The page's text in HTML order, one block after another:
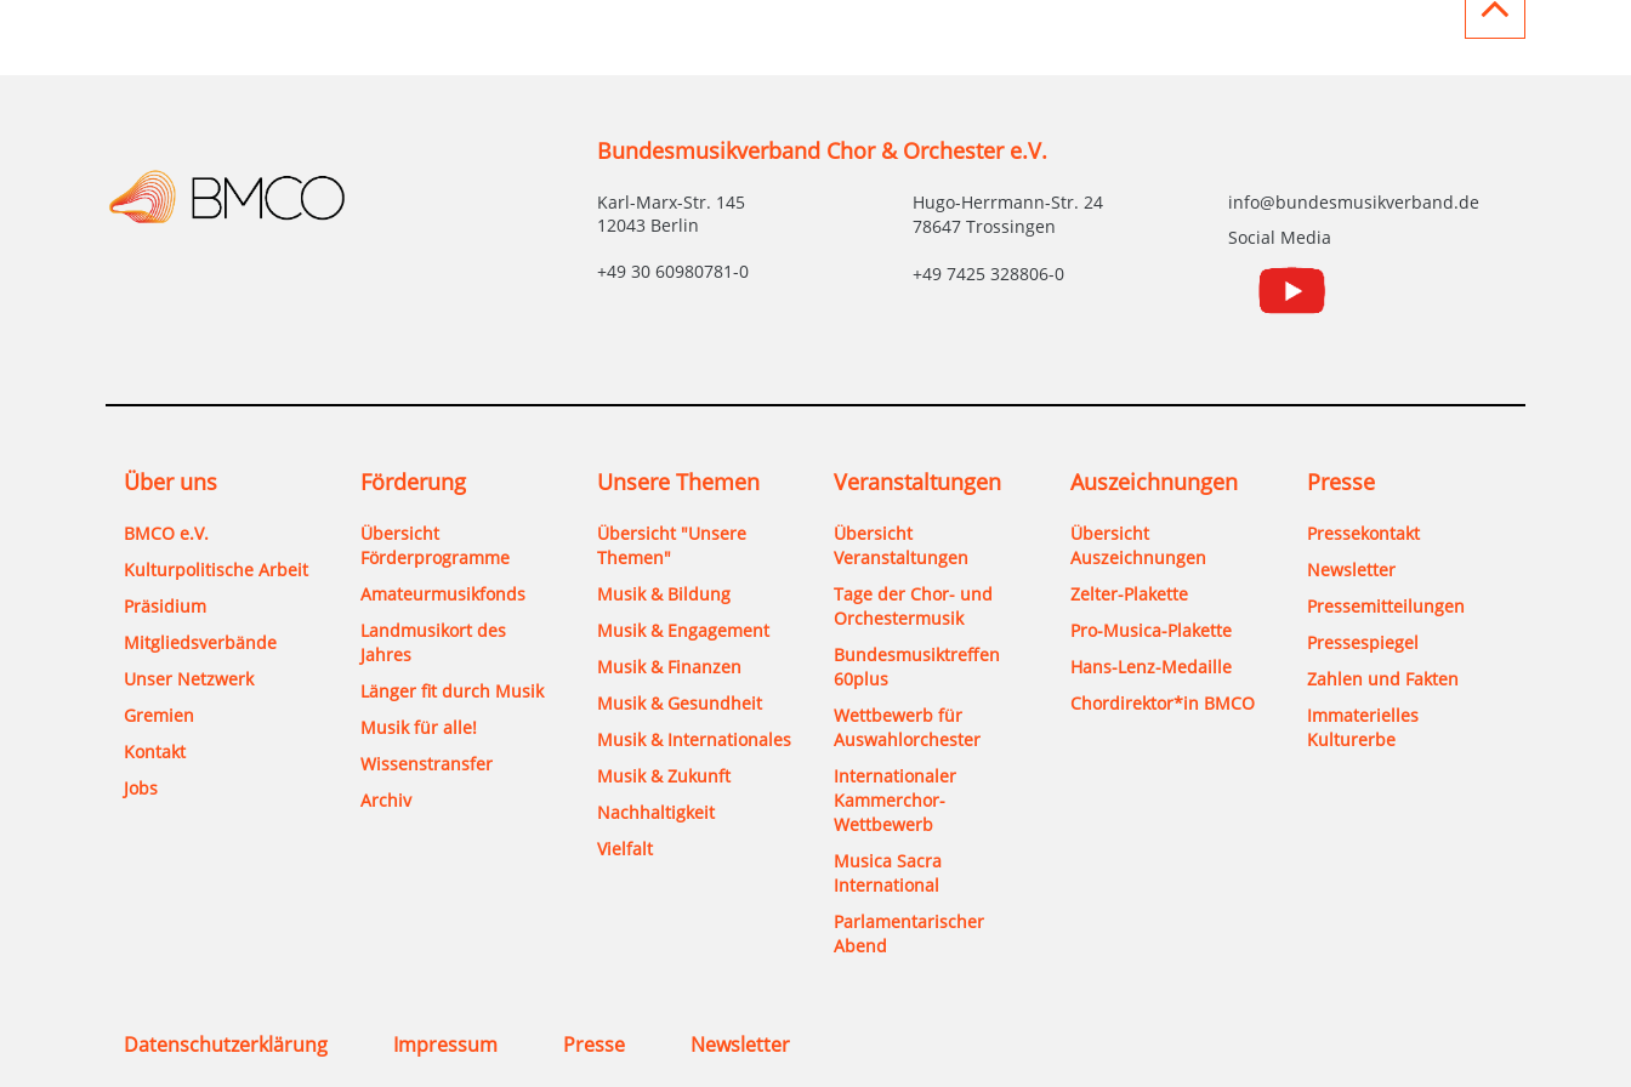
Bundesmusikverband Chor & Orchester e.V.
Karl-Marx-Str. 145
12043 Berlin
+49 30 60980781-0
Hugo-Herrmann-Str. 24
78647 Trossingen
+49 7425 328806-0
info@bundesmusikverband.de
Social Media
Über uns
BMCO e.V.
Kulturpolitische Arbeit
Präsidium
Mitgliedsverbände
Unser Netzwerk
Gremien
Kontakt
Jobs
Förderung
Übersicht
Förderprogramme
Amateurmusikfonds
Landmusikort des
Jahres
Länger fit durch Musik
Musik für alle!
Wissenstransfer
Archiv
Unsere Themen
Übersicht "Unsere
Themen"
Musik & Bildung
Musik & Engagement
Musik & Finanzen
Musik & Gesundheit
Musik & Internationales
Musik & Zukunft
Nachhaltigkeit
Vielfalt
Veranstaltungen
Übersicht
Veranstaltungen
Tage der Chor- und
Orchestermusik
Bundesmusiktreffen
60plus
Wettbewerb für
Auswahlorchester
Internationaler
Kammerchor-
Wettbewerb
Musica Sacra
International
Parlamentarischer
Abend
Auszeichnungen
Übersicht
Auszeichnungen
Zelter-Plakette
Pro-Musica-Plakette
Hans-Lenz-Medaille
Chordirektor*in BMCO
Presse
Pressekontakt
Newsletter
Pressemitteilungen
Pressespiegel
Zahlen und Fakten
Immaterielles
Kulturerbe
Datenschutzerklärung Impressum Presse Newsletter